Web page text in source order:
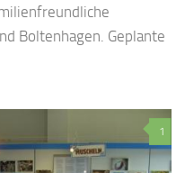
Boltenhagen. Geplante
1